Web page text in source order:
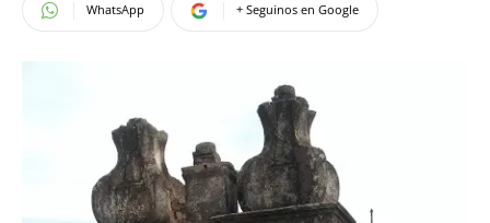
WhatsApp + Seguinos en Google